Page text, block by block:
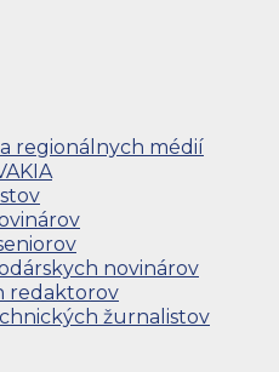
regionálnych médií
novinárov
redaktorov
žurnalistov